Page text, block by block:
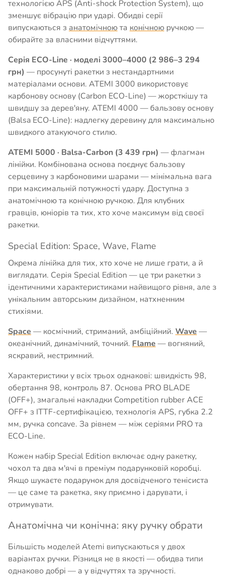
технологією APS (Anti-shock Protection System), що
зменшує вібрацію при ударі. Обидві серії
випускаються з анатомічноюта конічною ручкою —
обирайте за власними відчуттями.
Серія ECO-Line · моделі 3000–4000 (2 986–3 294
грн) — просунуті ракетки з нестандартними
матеріалами основи. ATEMI 3000 використовує
карбонову основу (Carbon ECO-Line) — жорсткішу та
швидшу за дерев'яну. ATEMI 4000 — бальзову основу
(Balsa ECO-Line): надлегку деревину для максимально
швидкого атакуючого стилю.
ATEMI 5000 · Balsa-Carbon (3 439 грн) — флагман
лінійки. Комбінована основа поєднує бальзову
серцевину з карбоновими шарами — мінімальна вага
при максимальній потужності удару. Доступна з
анатомічною та конічною ручкою. Для клубних
гравців, юніорів та тих, хто хоче максимум від своєї
ракетки.
Special Edition: Space, Wave, Flame
Окрема лінійка для тих, хто хоче не лише грати, а й
виглядати. Серія Special Edition — це три ракетки з
ідентичними характеристиками найвищого рівня, але з
унікальним авторським дизайном, натхненним
стихіями.
Space — космічний, стриманий, амбіційний. Wave —
океанічний, динамічний, точний. Flame — вогняний,
яскравий, нестримний.
Характеристики у всіх трьох однакові: швидкість 98,
обертання 98, контроль 87. Основа PRO BLADE
(OFF+), змагальні накладки Competition rubber ACE
OFF+ з ITTF-сертифікацією, технологія APS, губка 2.2
мм, ручка concave. За рівнем — між серіями PRO та
ECO-Line.
Кожен набір Special Edition включає одну ракетку,
чохол та два м'ячі в преміум подарунковій коробці.
Якщо шукаєте подарунок для досвідченого тенісиста
— це саме та ракетка, яку приємно і дарувати, і
отримувати.
Анатомічна чи конічна: яку ручку обрати
Більшість моделей Atemi випускаються у двох
варіантах ручки. Різниця не в якості — обидва типи
однаково добрі — а у відчуттях та зручності.